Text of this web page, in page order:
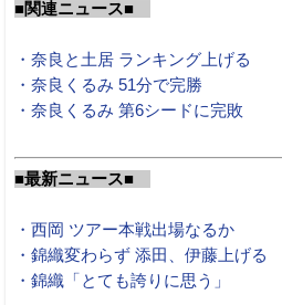
■関連ニュース■
・奈良と土居 ランキング上げる
・奈良くるみ 51分で完勝
・奈良くるみ 第6シードに完敗
■最新ニュース■
・西岡 ツアー本戦出場なるか
・錦織変わらず 添田、伊藤上げる
・錦織「とても誇りに思う」